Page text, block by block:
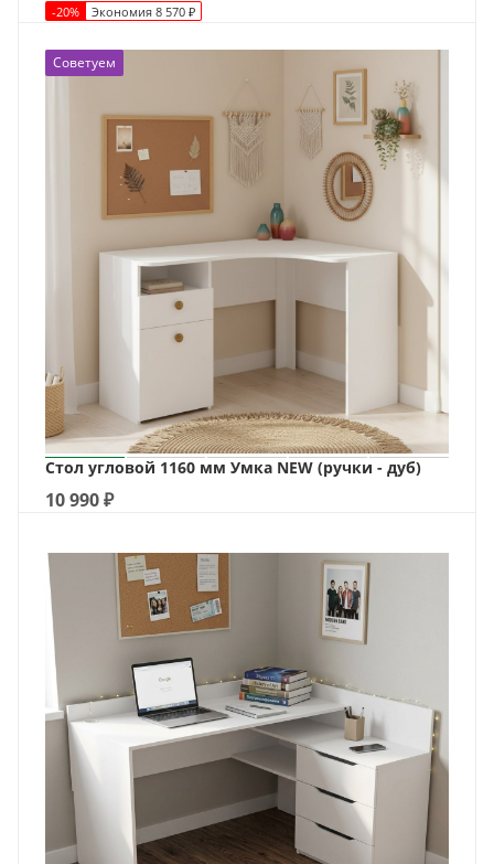
-20% Экономия 8 570 ₽
Советуем
Стол угловой 1160 мм Умка NEW (ручки - дуб)
10 990₽